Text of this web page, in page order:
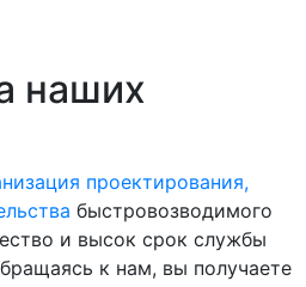
наших
проектирования,
быстровозводимого
и высок срок службы
к нам, вы получаете